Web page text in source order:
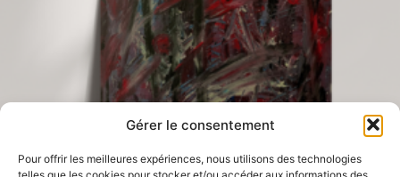
Gérer le consentement
Pour offrir les meilleures expériences, nous utilisons des technologies
3,00€ 150,00€